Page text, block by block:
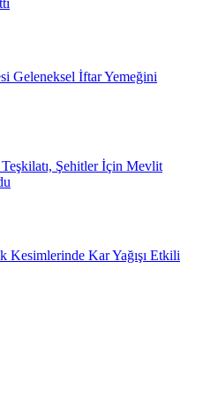
Geleneksel İftar Yemeğini
Şehitler İçin Mevlit
Kesimlerinde Kar Yağışı Etkili